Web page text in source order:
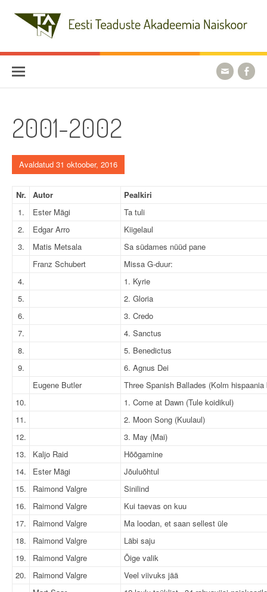
Eesti Teaduste Akadeemia
Naiskoor
2001-2002
Avaldatud 31 oktoober, 2016
Nr. Autor
Pealkiri
1.
Ester Mägi
Ta tuli
2.
Edgar Arro
Kiigelaul
3.
Matis Metsala
Sa südames nüüd pane
Franz Schubert
Missa G-duur:
4.
1. Kyrie
5.
2. Gloria
6.
3. Credo
7.
4. Sanctus
8.
5. Benedictus
9.
6. Agnus Dei
Eugene Butler
Three Spanish Ballades (Kolm hispaania
10.
1. Come at Dawn (Tule koidikul)
11.
2. Moon Song (Kuulaul)
12.
3. May (Mai)
13.
Kaljo Raid
Hõõgamine
14.
Ester Mägi
Jõuluõhtul
15.
Raimond Valgre
Sinilind
16.
Raimond Valgre
Kui taevas on kuu
17.
Raimond Valgre
Ma loodan, et saan sellest üle
18.
Raimond Valgre
Läbi saju
19.
Raimond Valgre
Õige valik
20.
Raimond Valgre
Veel viivuks jää